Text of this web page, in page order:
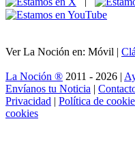
Ver La Noción en: Móvil |
La Noción ® 2011 - 2026 |
Envíanos tu Noticia |
Privacidad | Política de
cookies